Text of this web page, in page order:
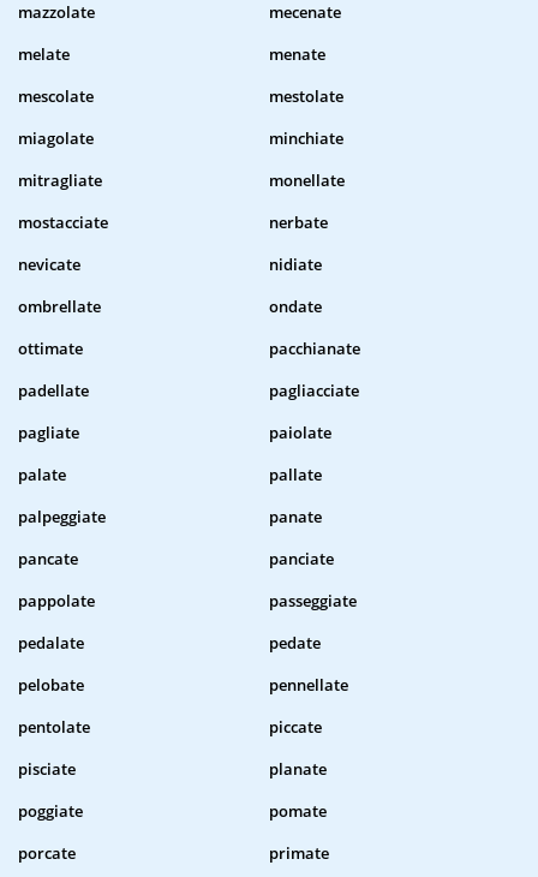
mazzolate
mecenate
melate
menate
mescolate
mestolate
miagolate
minchiate
mitragliate
monellate
mostacciate
nerbate
nevicate
nidiate
ombrellate
ondate
ottimate
pacchianate
padellate
pagliacciate
pagliate
paiolate
palate
pallate
palpeggiate
panate
pancate
panciate
pappolate
passeggiate
pedalate
pedate
pelobate
pennellate
pentolate
piccate
pisciate
planate
poggiate
pomate
porcate
primate